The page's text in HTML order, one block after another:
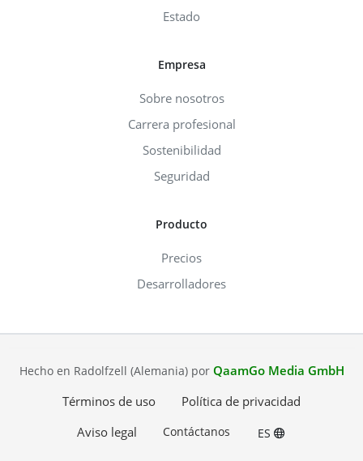
Estado
Empresa
Sobre nosotros
Carrera profesional
Sostenibilidad
Seguridad
Producto
Precios
Desarrolladores
Hecho en Radolfzell (Alemania) por QaamGo Media GmbH
Términos de uso
Política de privacidad
Aviso legal
Contáctanos ES